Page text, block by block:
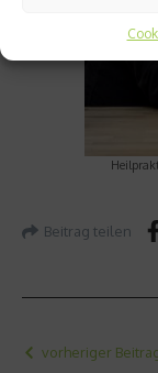
Beitrag teilen
vorheriger